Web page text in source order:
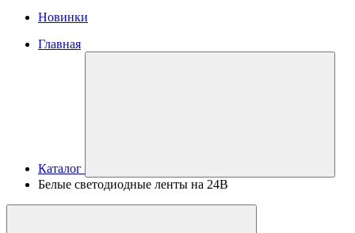
Новинки
Главная
Каталог
Белые светодиодные ленты на 24В